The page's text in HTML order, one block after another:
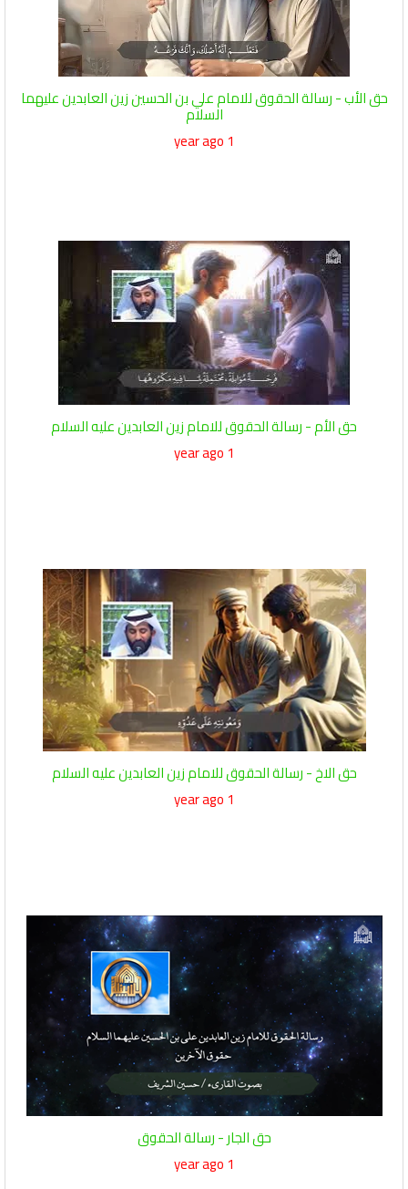
حق الأب - رسالة الحقوق للامام علي بن الحسين زين العابدين عليهما
السلام
1 year ago
حق الأم - رسالة الحقوق للامام زين العابدين عليه السلام
1 year ago
حق الاخ - رسالة الحقوق للامام زين العابدين عليه السلام
1 year ago
حق الجار - رسالة الحقوق
1 year ago